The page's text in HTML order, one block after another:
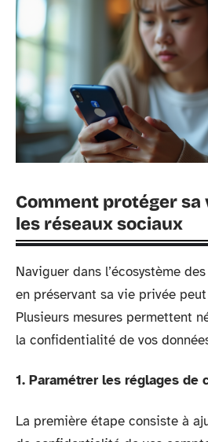
Comment protéger sa
les réseaux sociaux
Naviguer dans l’écosystème
en préservant sa vie privée
Plusieurs mesures permettent
la confidentialité de vos
1. Paramétrer les réglages de
La première étape consiste à